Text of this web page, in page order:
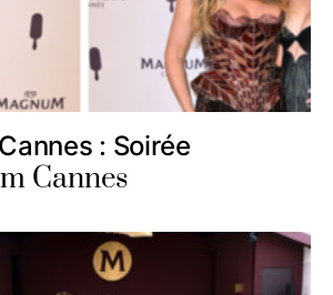
: Soirée
Cannes